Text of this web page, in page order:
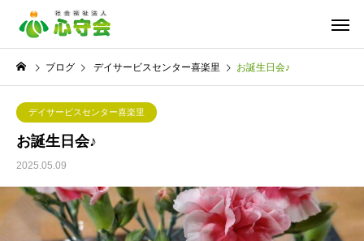
ブログ デイサービスセンター喜楽里 お誕生日会♪
デイサービスセンター喜楽里
お誕生日会♪
2025.05.09